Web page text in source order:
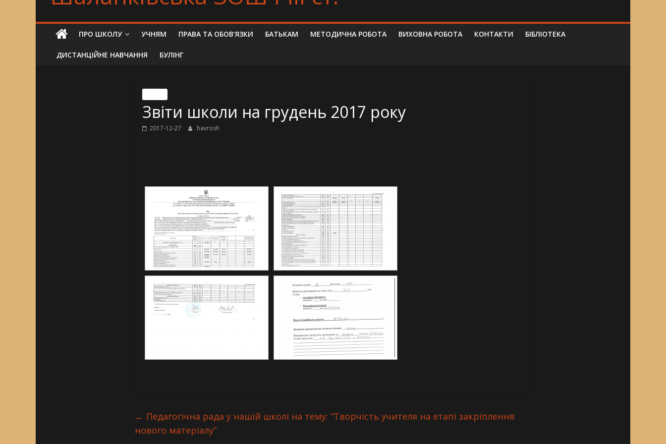
ПРО ШКОЛУ УЧНЯМ ПРАВА ТА ОБОВ’ЯЗКИ БАТЬКАМ МЕТОДИЧНА РОБОТА ВИХОВНА РОБОТА КОНТАКТИ БІБЛІОТЕКА
ДИСТАНЦІЙНЕ НАВЧАННЯ БУЛІНГ
Звіти школи на грудень 2017 року
2017-12-27 havrosh
← Педагогічна рада у нашій школі на тему: “Творчість учителя на етапі закріплення
нового матеріалу”